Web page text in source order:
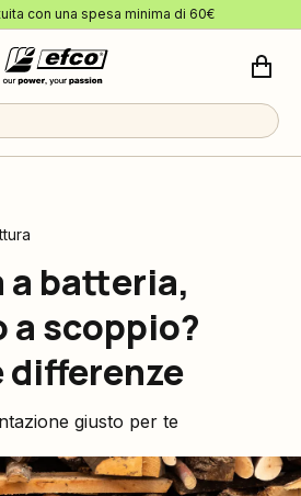
con una spesa minima di 60€
a batteria,
scoppio?
differenze
giusto per te